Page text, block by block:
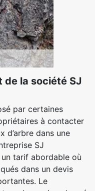
de la société SJ
par certaines
à contacter
d’arbre dans une
SJ
un tarif abordable où
dans un devis
Le